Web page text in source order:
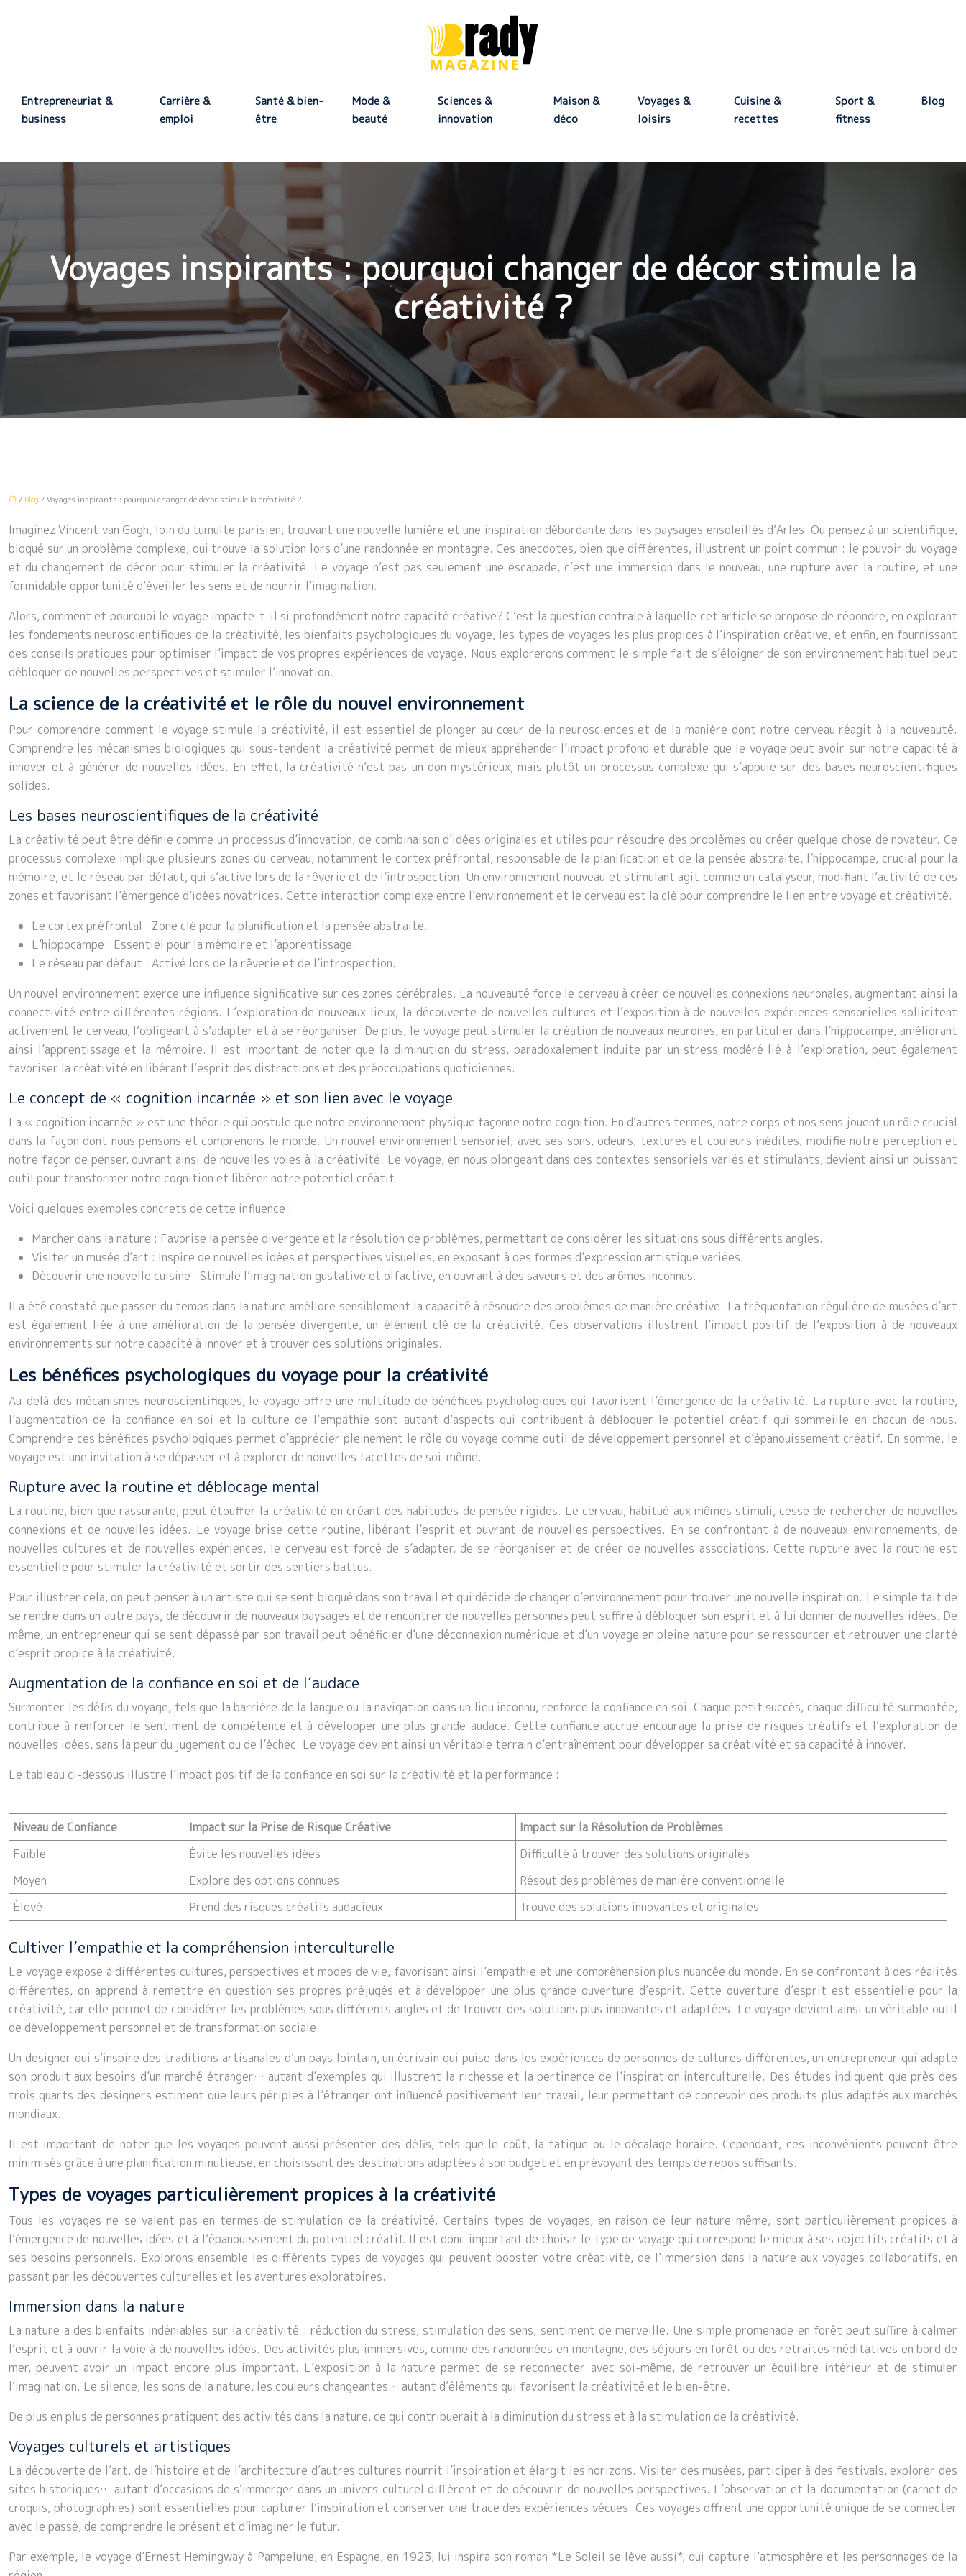
Entrepreneuriat &
business
Carrière &
emploi
Santé & bien-
être
Mode &
beauté
Sciences &
innovation
Maison &
déco
Voyages &
loisirs
Cuisine &
recettes
Sport &
fitness
Blog
Voyages inspirants : pourquoi changer de décor stimule la
créativité ?
/ Blog / Voyages inspirants : pourquoi changer de décor stimule la créativité ?
Imaginez Vincent van Gogh, loin du tumulte parisien, trouvant une nouvelle lumière et une inspiration débordante dans les paysages ensoleillés d’Arles. Ou pensez à un scientifique,
bloqué sur un problème complexe, qui trouve la solution lors d’une randonnée en montagne. Ces anecdotes, bien que différentes, illustrent un point commun : le pouvoir du voyage
et du changement de décor pour stimuler la créativité. Le voyage n’est pas seulement une escapade, c’est une immersion dans le nouveau, une rupture avec la routine, et une
formidable opportunité d’éveiller les sens et de nourrir l’imagination.
Alors, comment et pourquoi le voyage impacte-t-il si profondément notre capacité créative? C’est la question centrale à laquelle cet article se propose de répondre, en explorant
les fondements neuroscientifiques de la créativité, les bienfaits psychologiques du voyage, les types de voyages les plus propices à l’inspiration créative, et enfin, en fournissant
des conseils pratiques pour optimiser l’impact de vos propres expériences de voyage. Nous explorerons comment le simple fait de s’éloigner de son environnement habituel peut
débloquer de nouvelles perspectives et stimuler l’innovation.
La science de la créativité et le rôle du nouvel environnement
Pour comprendre comment le voyage stimule la créativité, il est essentiel de plonger au cœur de la neurosciences et de la manière dont notre cerveau réagit à la nouveauté.
Comprendre les mécanismes biologiques qui sous-tendent la créativité permet de mieux appréhender l’impact profond et durable que le voyage peut avoir sur notre capacité à
innover et à générer de nouvelles idées. En effet, la créativité n’est pas un don mystérieux, mais plutôt un processus complexe qui s’appuie sur des bases neuroscientifiques
solides.
Les bases neuroscientifiques de la créativité
La créativité peut être définie comme un processus d’innovation, de combinaison d’idées originales et utiles pour résoudre des problèmes ou créer quelque chose de novateur. Ce
processus complexe implique plusieurs zones du cerveau, notamment le cortex préfrontal, responsable de la planification et de la pensée abstraite, l’hippocampe, crucial pour la
mémoire, et le réseau par défaut, qui s’active lors de la rêverie et de l’introspection. Un environnement nouveau et stimulant agit comme un catalyseur, modifiant l’activité de ces
zones et favorisant l’émergence d’idées novatrices. Cette interaction complexe entre l’environnement et le cerveau est la clé pour comprendre le lien entre voyage et créativité.
Le cortex préfrontal : Zone clé pour la planification et la pensée abstraite.
L’hippocampe : Essentiel pour la mémoire et l’apprentissage.
Le réseau par défaut : Activé lors de la rêverie et de l’introspection.
Un nouvel environnement exerce une influence significative sur ces zones cérébrales. La nouveauté force le cerveau à créer de nouvelles connexions neuronales, augmentant ainsi la
connectivité entre différentes régions. L’exploration de nouveaux lieux, la découverte de nouvelles cultures et l’exposition à de nouvelles expériences sensorielles sollicitent
activement le cerveau, l’obligeant à s’adapter et à se réorganiser. De plus, le voyage peut stimuler la création de nouveaux neurones, en particulier dans l’hippocampe, améliorant
ainsi l’apprentissage et la mémoire. Il est important de noter que la diminution du stress, paradoxalement induite par un stress modéré lié à l’exploration, peut également
favoriser la créativité en libérant l’esprit des distractions et des préoccupations quotidiennes.
Le concept de « cognition incarnée » et son lien avec le voyage
La « cognition incarnée » est une théorie qui postule que notre environnement physique façonne notre cognition. En d’autres termes, notre corps et nos sens jouent un rôle crucial
dans la façon dont nous pensons et comprenons le monde. Un nouvel environnement sensoriel, avec ses sons, odeurs, textures et couleurs inédites, modifie notre perception et
notre façon de penser, ouvrant ainsi de nouvelles voies à la créativité. Le voyage, en nous plongeant dans des contextes sensoriels variés et stimulants, devient ainsi un puissant
outil pour transformer notre cognition et libérer notre potentiel créatif.
Voici quelques exemples concrets de cette influence :
Marcher dans la nature : Favorise la pensée divergente et la résolution de problèmes, permettant de considérer les situations sous différents angles.
Visiter un musée d’art : Inspire de nouvelles idées et perspectives visuelles, en exposant à des formes d’expression artistique variées.
Découvrir une nouvelle cuisine : Stimule l’imagination gustative et olfactive, en ouvrant à des saveurs et des arômes inconnus.
Il a été constaté que passer du temps dans la nature améliore sensiblement la capacité à résoudre des problèmes de manière créative. La fréquentation régulière de musées d’art
est également liée à une amélioration de la pensée divergente, un élément clé de la créativité. Ces observations illustrent l’impact positif de l’exposition à de nouveaux
environnements sur notre capacité à innover et à trouver des solutions originales.
Les bénéfices psychologiques du voyage pour la créativité
Au-delà des mécanismes neuroscientifiques, le voyage offre une multitude de bénéfices psychologiques qui favorisent l’émergence de la créativité. La rupture avec la routine,
l’augmentation de la confiance en soi et la culture de l’empathie sont autant d’aspects qui contribuent à débloquer le potentiel créatif qui sommeille en chacun de nous.
Comprendre ces bénéfices psychologiques permet d’apprécier pleinement le rôle du voyage comme outil de développement personnel et d’épanouissement créatif. En somme, le
voyage est une invitation à se dépasser et à explorer de nouvelles facettes de soi-même.
Rupture avec la routine et déblocage mental
La routine, bien que rassurante, peut étouffer la créativité en créant des habitudes de pensée rigides. Le cerveau, habitué aux mêmes stimuli, cesse de rechercher de nouvelles
connexions et de nouvelles idées. Le voyage brise cette routine, libérant l’esprit et ouvrant de nouvelles perspectives. En se confrontant à de nouveaux environnements, de
nouvelles cultures et de nouvelles expériences, le cerveau est forcé de s’adapter, de se réorganiser et de créer de nouvelles associations. Cette rupture avec la routine est
essentielle pour stimuler la créativité et sortir des sentiers battus.
Pour illustrer cela, on peut penser à un artiste qui se sent bloqué dans son travail et qui décide de changer d’environnement pour trouver une nouvelle inspiration. Le simple fait de
se rendre dans un autre pays, de découvrir de nouveaux paysages et de rencontrer de nouvelles personnes peut suffire à débloquer son esprit et à lui donner de nouvelles idées. De
même, un entrepreneur qui se sent dépassé par son travail peut bénéficier d’une déconnexion numérique et d’un voyage en pleine nature pour se ressourcer et retrouver une clarté
d’esprit propice à la créativité.
Augmentation de la confiance en soi et de l’audace
Surmonter les défis du voyage, tels que la barrière de la langue ou la navigation dans un lieu inconnu, renforce la confiance en soi. Chaque petit succès, chaque difficulté surmontée,
contribue à renforcer le sentiment de compétence et à développer une plus grande audace. Cette confiance accrue encourage la prise de risques créatifs et l’exploration de
nouvelles idées, sans la peur du jugement ou de l’échec. Le voyage devient ainsi un véritable terrain d’entraînement pour développer sa créativité et sa capacité à innover.
Le tableau ci-dessous illustre l’impact positif de la confiance en soi sur la créativité et la performance :
Niveau de Confiance Impact sur la Prise de Risque Créative
Impact sur la Résolution de Problèmes
Faible
Évite les nouvelles idées
Difficulté à trouver des solutions originales
Moyen
Explore des options connues
Résout des problèmes de manière conventionnelle
Élevé
Prend des risques créatifs audacieux Trouve des solutions innovantes et originales
Cultiver l’empathie et la compréhension interculturelle
Le voyage expose à différentes cultures, perspectives et modes de vie, favorisant ainsi l’empathie et une compréhension plus nuancée du monde. En se confrontant à des réalités
différentes, on apprend à remettre en question ses propres préjugés et à développer une plus grande ouverture d’esprit. Cette ouverture d’esprit est essentielle pour la
créativité, car elle permet de considérer les problèmes sous différents angles et de trouver des solutions plus innovantes et adaptées. Le voyage devient ainsi un véritable outil
de développement personnel et de transformation sociale.
Un designer qui s’inspire des traditions artisanales d’un pays lointain, un écrivain qui puise dans les expériences de personnes de cultures différentes, un entrepreneur qui adapte
son produit aux besoins d’un marché étranger… autant d’exemples qui illustrent la richesse et la pertinence de l’inspiration interculturelle. Des études indiquent que près des
trois quarts des designers estiment que leurs périples à l’étranger ont influencé positivement leur travail, leur permettant de concevoir des produits plus adaptés aux marchés
mondiaux.
Il est important de noter que les voyages peuvent aussi présenter des défis, tels que le coût, la fatigue ou le décalage horaire. Cependant, ces inconvénients peuvent être
minimisés grâce à une planification minutieuse, en choisissant des destinations adaptées à son budget et en prévoyant des temps de repos suffisants.
Types de voyages particulièrement propices à la créativité
Tous les voyages ne se valent pas en termes de stimulation de la créativité. Certains types de voyages, en raison de leur nature même, sont particulièrement propices à
l’émergence de nouvelles idées et à l’épanouissement du potentiel créatif. Il est donc important de choisir le type de voyage qui correspond le mieux à ses objectifs créatifs et à
ses besoins personnels. Explorons ensemble les différents types de voyages qui peuvent booster votre créativité, de l’immersion dans la nature aux voyages collaboratifs, en
passant par les découvertes culturelles et les aventures exploratoires.
Immersion dans la nature
La nature a des bienfaits indéniables sur la créativité : réduction du stress, stimulation des sens, sentiment de merveille. Une simple promenade en forêt peut suffire à calmer
l’esprit et à ouvrir la voie à de nouvelles idées. Des activités plus immersives, comme des randonnées en montagne, des séjours en forêt ou des retraites méditatives en bord de
mer, peuvent avoir un impact encore plus important. L’exposition à la nature permet de se reconnecter avec soi-même, de retrouver un équilibre intérieur et de stimuler
l’imagination. Le silence, les sons de la nature, les couleurs changeantes… autant d’éléments qui favorisent la créativité et le bien-être.
De plus en plus de personnes pratiquent des activités dans la nature, ce qui contribuerait à la diminution du stress et à la stimulation de la créativité.
Voyages culturels et artistiques
La découverte de l’art, de l’histoire et de l’architecture d’autres cultures nourrit l’inspiration et élargit les horizons. Visiter des musées, participer à des festivals, explorer des
sites historiques… autant d’occasions de s’immerger dans un univers culturel différent et de découvrir de nouvelles perspectives. L’observation et la documentation (carnet de
croquis, photographies) sont essentielles pour capturer l’inspiration et conserver une trace des expériences vécues. Ces voyages offrent une opportunité unique de se connecter
avec le passé, de comprendre le présent et d’imaginer le futur.
Par exemple, le voyage d’Ernest Hemingway à Pampelune, en Espagne, en 1923, lui inspira son roman *Le Soleil se lève aussi*, qui capture l’atmosphère et les personnages de la